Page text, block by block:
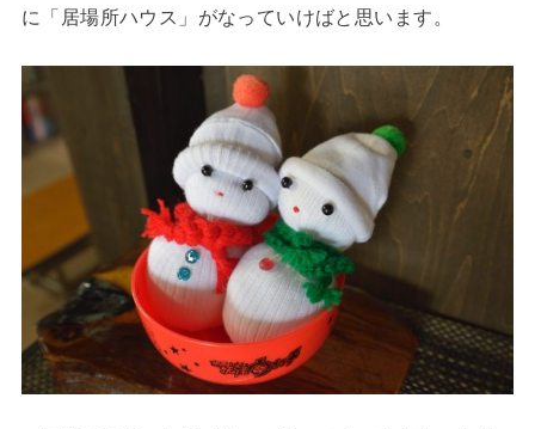
に「居場所ハウス」がなっていけばと思います。